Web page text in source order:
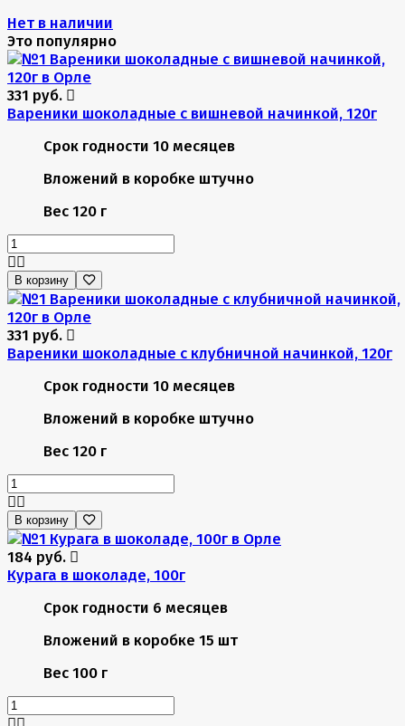
Нет в наличии
Это популярно
331 руб.
Вареники шоколадные с вишневой начинкой, 120г
Срок годности 10 месяцев
Вложений в коробке штучно
Вес 120 г
В корзину
331 руб.
Вареники шоколадные с клубничной начинкой, 120г
Срок годности 10 месяцев
Вложений в коробке штучно
Вес 120 г
В корзину
184 руб.
Курага в шоколаде, 100г
Срок годности 6 месяцев
Вложений в коробке 15 шт
Вес 100 г